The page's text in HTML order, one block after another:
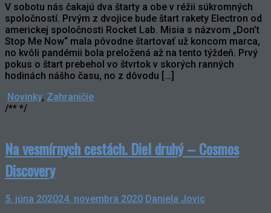
V sobotu nás čakajú dva štarty a obe v réžii súkromných
spoločností. Prvým z dvojice bude štart rakety Electron od
americkej spoločnosti Rocket Lab. Misia s názvom „Don’t
Stop Me Now“ mala pôvodne štartovať už koncom marca,
no kvôli pandémii bola preložená až na tento týždeň. Prvý
pokus o štart prebehol vo štvrtok v skorých ranných
hodinách nášho času, no z dôvodu […]
Novinky, Zahraničie
/** */
Na vesmírnych cestách. Diel druhý – Cosmos
Discovery
5. júna 202024. novembra 2020 Daniela Jovic